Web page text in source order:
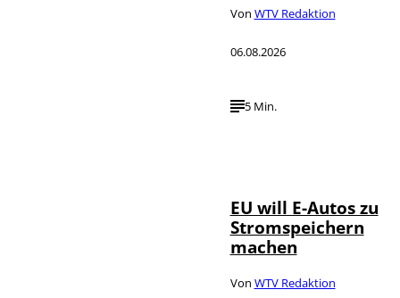
Von WTV Redaktion
06.08.2026
5 Min.
EU will E-Autos zu
Stromspeichern
machen
Von WTV Redaktion